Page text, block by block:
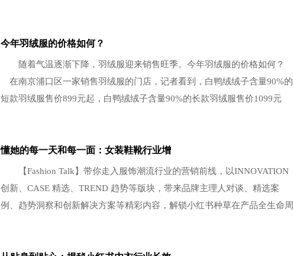
今年羽绒服的价格如何？
随着气温逐渐下降，羽绒服迎来销售旺季。今年羽绒服的价格如何？
在南京浦口区一家销售羽绒服的门店，记者看到，白鸭绒绒子含量90%的
短款羽绒服售价899元起，白鸭绒绒子含量90%的长款羽绒服售价1099元
懂她的每一天和每一面：女装鞋靴行业增
【Fashion Talk】带你走入服饰潮流行业的营销前线，以INNOVATION
创新、CASE 精选、TREND 趋势等版块，带来品牌主理人对谈、精选案
例、趋势洞察和创新解决方案等精彩内容，解锁小红书种草在产品全生命周